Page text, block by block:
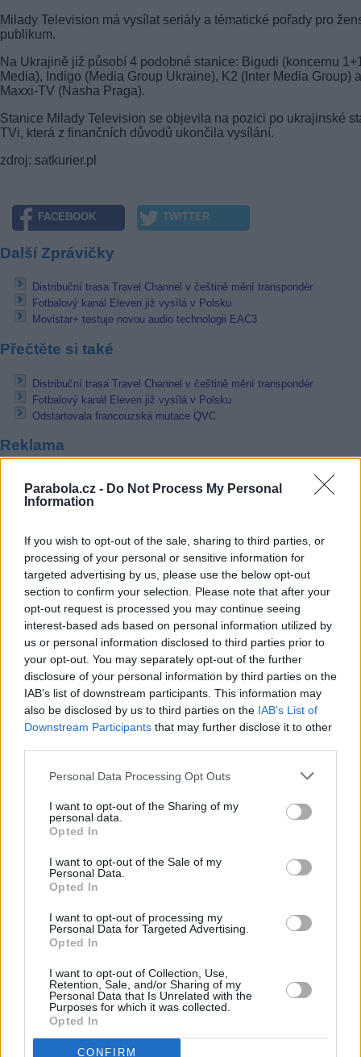
Parabola.cz - Do Not Process My Personal
Information
If you wish to opt-out of the sale, sharing to third parties, or
processing of your personal or sensitive information for
targeted advertising by us, please use the below opt-out
section to confirm your selection. Please note that after your
opt-out request is processed you may continue seeing
interest-based ads based on personal information utilized by
us or personal information disclosed to third parties prior to
your opt-out. You may separately opt-out of the further
disclosure of your personal information by third parties on the
IAB’s list of downstream participants. This information may
also be disclosed by us to third parties on the IAB’s List of
Downstream Participants that may further disclose it to other
Personal Data Processing Opt Outs
I want to opt-out of the Sharing of my
personal data.
Opted In
I want to opt-out of the Sale of my
Personal Data.
Opted In
I want to opt-out of processing my
Personal Data for Targeted Advertising.
Opted In
I want to opt-out of Collection, Use,
Retention, Sale, and/or Sharing of my
Personal Data that Is Unrelated with the
Purposes for which it was collected.
Opted In
CONFIRM
Milady Television má vysílat seriály a tématické pořady pro
publikum.
Na Ukrajině již působí 4 podobné stanice: Bigudi (koncernu
Media), Indigo (Media Group Ukraine), K2 (Inter Media Group) a
Maxxi-TV (Nasha Praga).
Stanice Milady Television se objevila na pozici po ukrajinské
TVi, která z finančních důvodů ukončila vysílání.
zdroj: satkurier.pl
FACEBOOK TWITTER
Další Zprávičky
Distribuční trasa Travel Channel v češtině mění transpondér
Fotbalový kanál Eleven již vysílá v Polsku
Movistar+ testuje novou audio technologii EAC3
Přečtěte si také
Distribuční trasa Travel Channel v češtině mění transpondér
Fotbalový kanál Eleven již vysílá v Polsku
Odstartovala francouzská mutace QVC
Reklama
Jihlava)
06.08.2026 - Bosch Powertrain s.r.o. • montážní dělník • mzda 44.700
týdenní zálohy na mzdu 2.000 Kč (Jihlava, okres Jihlava)
06.08.2026 -Bosch Powertrain s.r.o. Jihlava • práce ve skladu • mzda
48.400 Kč • náborový bonus 50.000 Kč • ubytování (Jihlava, okres
06.08.2026 -Bosch Powertrain s.r.o. Jihlava • střídač • mzda 48.400
příspěvek na ubytování (Jihlava, okres Jihlava)
Bosch Powertrain s.r.o. • seřizování strojů • mzda
náborový bonus 100.000 Kč • ubytování (Jihlava, okres Jihlava)
... další nabídky zaměstnání
Vybrané články
Prima sport - co nabídne v prvním
vysílacím týdnu
Kdy a kde bude Prima sport k
Dovolená u moře•Bazény